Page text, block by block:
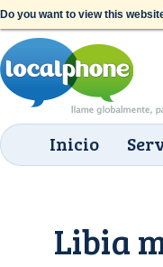
Do you want to view this
Inicio
Libia